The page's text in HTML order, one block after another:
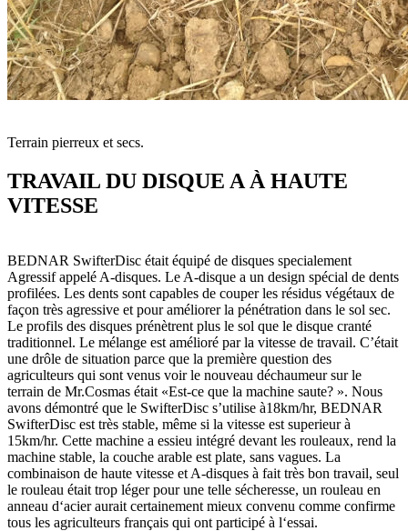
Terrain pierreux et secs.
TRAVAIL DU DISQUE A À HAUTE
VITESSE
BEDNAR SwifterDisc était équipé de disques specialement
Agressif appelé A-disques. Le A-disque a un design spécial de dents
profilées. Les dents sont capables de couper les résidus végétaux de
façon très agressive et pour améliorer la pénétration dans le sol sec.
Le profils des disques prénètrent plus le sol que le disque cranté
traditionnel. Le mélange est amélioré par la vitesse de travail. C’était
une drôle de situation parce que la première question des
agriculteurs qui sont venus voir le nouveau déchaumeur sur le
terrain de Mr.Cosmas était «Est-ce que la machine saute? ». Nous
avons démontré que le SwifterDisc s’utilise à18km/hr, BEDNAR
SwifterDisc est très stable, même si la vitesse est superieur à
15km/hr. Cette machine a essieu intégré devant les rouleaux, rend la
machine stable, la couche arable est plate, sans vagues. La
combinaison de haute vitesse et A-disques à fait très bon travail, seul
le rouleau était trop léger pour une telle sécheresse, un rouleau en
anneau d‘acier aurait certainement mieux convenu comme confirme
tous les agriculteurs français qui ont participé à l‘essai.